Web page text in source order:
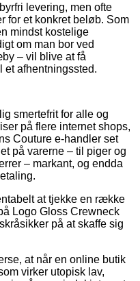
levering, men ofte
for et konkret beløb. Som
mindst kostelige
om man bor ved
– vil blive at få
et afhentningssted.
smertefrit for alle og
på flere internet shops,
Couture e-handler set
på varerne – til piger og
– markant, og endda
at tjekke en række
Logo Gloss Crewneck
på at skaffe sig
at når en online butik
virker utopisk lav,